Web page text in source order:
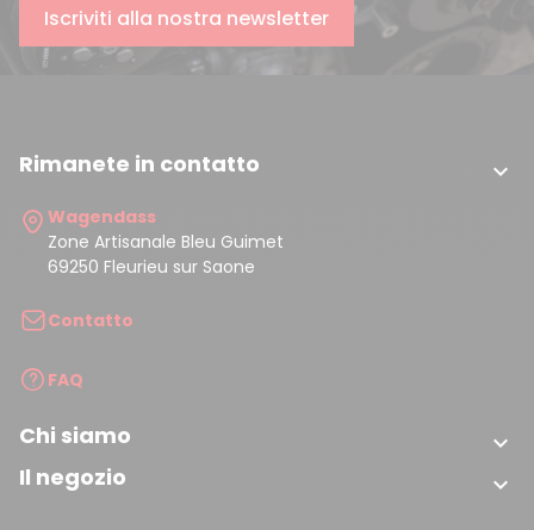
Iscriviti alla nostra newsletter
Rimanete in contatto 
Wagendass
Zone Artisanale Bleu Guimet
69250 Fleurieu sur Saone
Contatto
FAQ
Chi siamo 
Il negozio 